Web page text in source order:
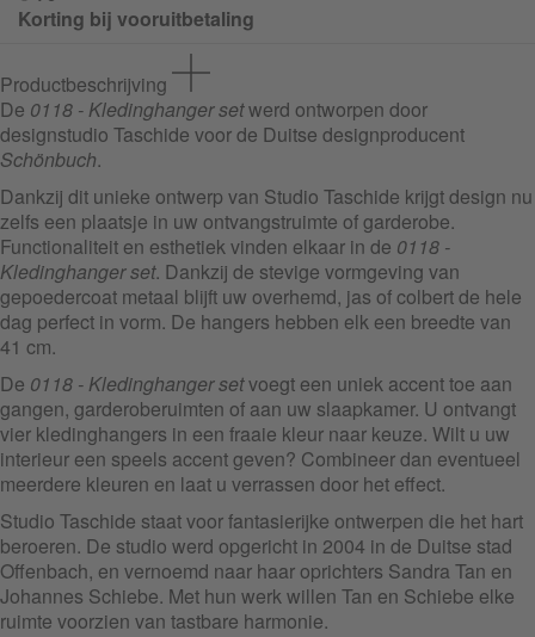
Korting bij vooruitbetaling
Productbeschrijving
De 0118 - Kledinghanger setwerd ontworpen door
designstudio Taschide voor de Duitse designproducent
Schönbuch.
Dankzij dit unieke ontwerp van Studio Taschide krijgt design nu
zelfs een plaatsje in uw ontvangstruimte of garderobe.
Functionaliteit en esthetiek vinden elkaar in de 0118 -
Kledinghanger set. Dankzij de stevige vormgeving van
gepoedercoat metaal blijft uw overhemd, jas of colbert de hele
dag perfect in vorm. De hangers hebben elk een breedte van
41 cm.
De 0118 - Kledinghanger setvoegt een uniek accent toe aan
gangen, garderoberuimten of aan uw slaapkamer. U ontvangt
vier kledinghangers in een fraaie kleur naar keuze. Wilt u uw
interieur een speels accent geven? Combineer dan eventueel
meerdere kleuren en laat u verrassen door het effect.
Studio Taschide staat voor fantasierijke ontwerpen die het hart
beroeren. De studio werd opgericht in 2004 in de Duitse stad
Offenbach, en vernoemd naar haar oprichters Sandra Tan en
Johannes Schiebe. Met hun werk willen Tan en Schiebe elke
ruimte voorzien van tastbare harmonie.